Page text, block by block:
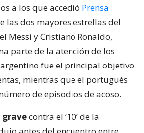
a los que accedió Prensa
las dos mayores estrellas del
Messi y Cristiano Ronaldo,
parte de la atención de los
fue el principal objetivo
mientras que el portugués
de episodios de acoso.
gravecontra el ‘10’ de la
antes del encuentro entre